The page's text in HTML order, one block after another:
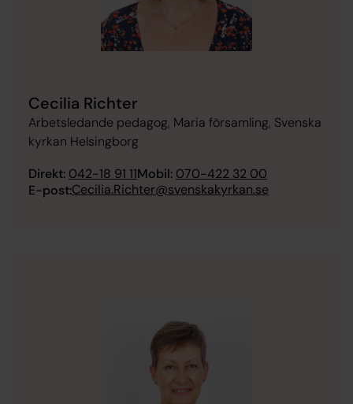
Cecilia Richter
Arbetsledande pedagog, Maria församling, Svenska
kyrkan Helsingborg
Direkt: 042-18 91 11Mobil: 070-422 32 00
E-post:Cecilia.Richter@svenskakyrkan.se